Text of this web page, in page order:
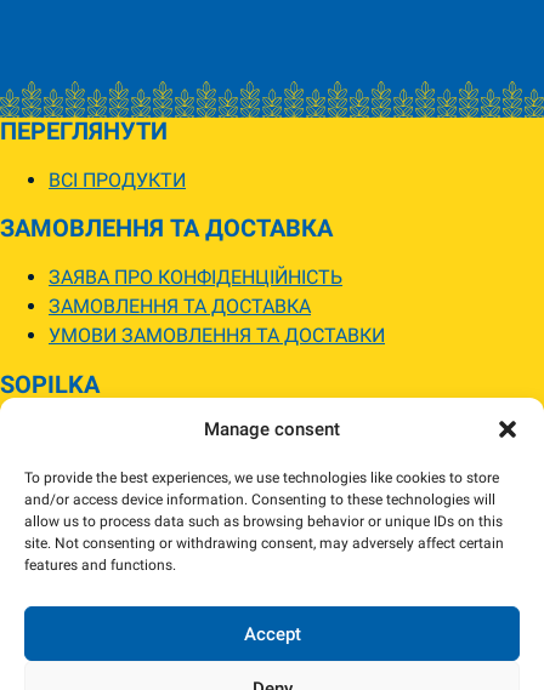
Manage consent
To provide the best experiences, we use technologies like cookies to store
and/or access device information. Consenting to these technologies will
allow us to process data such as browsing behavior or unique IDs on this
site. Not consenting or withdrawing consent, may adversely affect certain
features and functions.
Accept
ПЕРЕГЛЯНУТИ
ВСІ ПРОДУКТИ
ЗАМОВЛЕННЯ ТА ДОСТАВКА
ЗАЯВА ПРО КОНФІДЕНЦІЙНІСТЬ
ЗАМОВЛЕННЯ ТА ДОСТАВКА
УМОВИ ЗАМОВЛЕННЯ ТА ДОСТАВКИ
SOPILKA
МАГАЗИНИ SOPILKA
НОВИНИ
Зображення товарів на вебсайті можуть відрізнятися від їхнього
За потреби ми зв’яжемося та погодимо заміну.